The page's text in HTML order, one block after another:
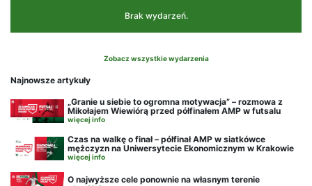
Brak wydarzeń.
Zobacz wszystkie wydarzenia
Najnowsze artykuły
„Granie u siebie to ogromna motywacja” – rozmowa z
Mikołajem Wiewiórą przed półfinałem AMP w futsalu
więcej info
Czas na walkę o finał – półfinał AMP w siatkówce
mężczyzn na Uniwersytecie Ekonomicznym w Krakowie
więcej info
O najwyższe cele ponownie na własnym terenie